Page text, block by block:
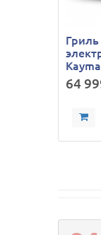
Гриль
64